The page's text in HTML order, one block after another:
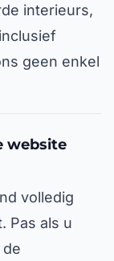
interieurs,
geen enkel
website
volledig
Pas als u